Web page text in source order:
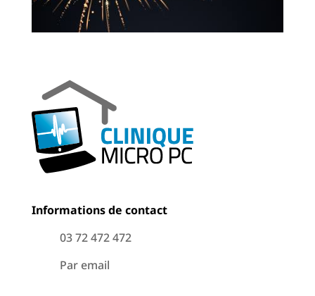
Informations de contact
03 72 472 472
Par email